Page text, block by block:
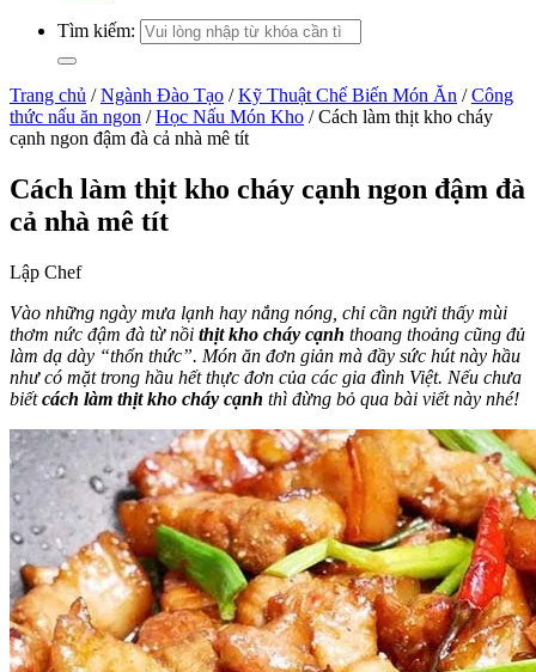
Tìm kiếm:
Trang chủ / Ngành Đào Tạo / Kỹ Thuật Chế Biến Món Ăn / Công
thức nấu ăn ngon / Học Nấu Món Kho / Cách làm thịt kho cháy
cạnh ngon đậm đà cả nhà mê tít
Cách làm thịt kho cháy cạnh ngon đậm đà
cả nhà mê tít
Lập Chef
Vào những ngày mưa lạnh hay nắng nóng, chỉ cần ngửi thấy mùi
thơm nức đậm đà từ nồi thịt kho cháy cạnh thoang thoảng cũng đủ
làm dạ dày “thổn thức”. Món ăn đơn giản mà đầy sức hút này hầu
như có mặt trong hầu hết thực đơn của các gia đình Việt. Nếu chưa
biếtcách làm thịt kho cháy cạnh thì đừng bỏ qua bài viết này nhé!